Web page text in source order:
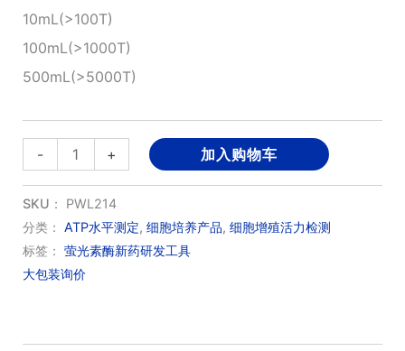
10mL(>100T)
100mL(>1000T)
500mL(>5000T)
-
CellTiter-
Meiluncell
2.0
发
光
法
+ 加入购物车
SKU： PWL214
分类： ATP水平测定, 细胞培养产品, 细胞增殖活力检测
标签： 萤光素酶新药研发工具
大包装询价